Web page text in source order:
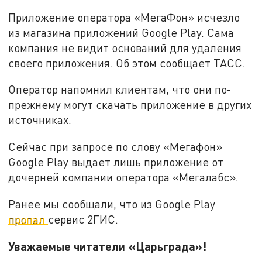
Приложение оператора «МегаФон» исчезло
из магазина приложений Google Play. Сама
компания не видит оснований для удаления
своего приложения. Об этом сообщает ТАСС.
Оператор напомнил клиентам, что они по-
прежнему могут скачать приложение в других
источниках.
Сейчас при запросе по слову «Мегафон»
Google Play выдает лишь приложение от
дочерней компании оператора «Мегалабс».
Ранее мы сообщали, что из Google Play
пропал сервис 2ГИС.
Уважаемые читатели «Царьграда»!